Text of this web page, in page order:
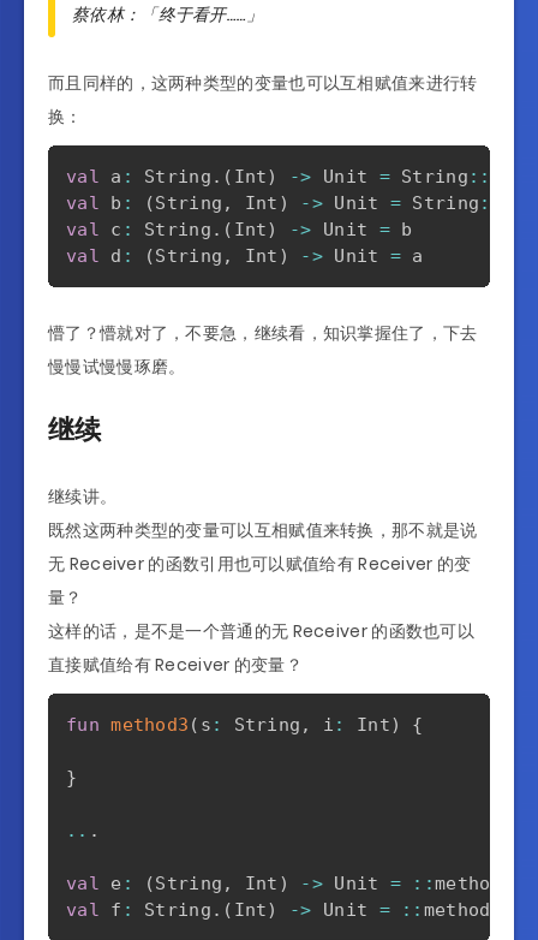
蔡依林：「终于看开……」
而且同样的，这两种类型的变量也可以互相赋值来进行转
换：
val a : String . ( Int) -> Unit = String ::
val b : (String , Int ) -> Unit = String ::
val c : String . ( Int) -> Unit =
val d : (String , Int ) -> Unit =
懵了？懵就对了，不要急，继续看，知识掌握住了，下去
慢慢试慢慢琢磨。
继续
继续讲。
既然这两种类型的变量可以互相赋值来转换，那不就是说
无 Receiver 的函数引用也可以赋值给有 Receiver 的变
量？
这样的话，是不是一个普通的无 Receiver 的函数也可以
直接赋值给有 Receiver 的变量？
fun method3 ( s : String , i : Int) {
}
.. .
val e : (String , Int ) -> Unit = ::
val f : String . ( Int) -> Unit = :: method3